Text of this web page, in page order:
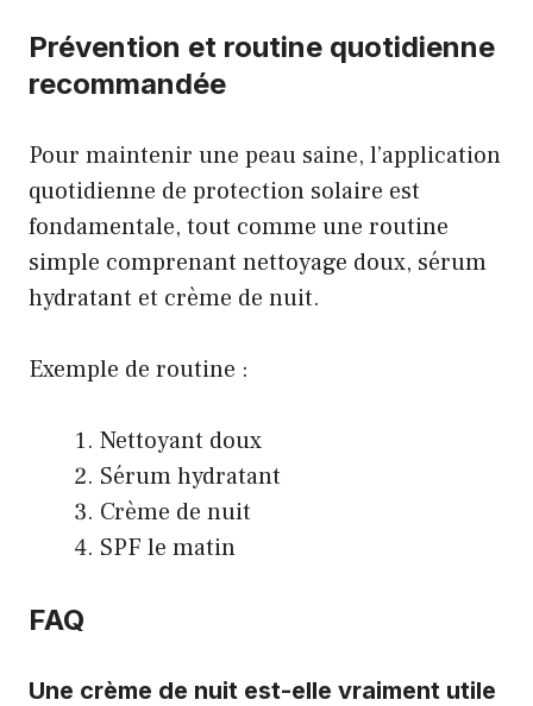
Prévention et routine quotidienne
recommandée
Pour maintenir une peau saine, l’application
quotidienne de protection solaire est
fondamentale, tout comme une routine
simple comprenant nettoyage doux, sérum
hydratant et crème de nuit.
Exemple de routine :
Nettoyant doux
Sérum hydratant
Crème de nuit
SPF le matin
FAQ
Une crème de nuit est-elle vraiment utile